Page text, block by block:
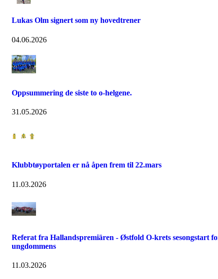
Lukas Olm signert som ny hovedtrener
04.06.2026
Oppsummering de siste to o-helgene.
31.05.2026
Klubbtøyportalen er nå åpen frem til 22.mars
11.03.2026
Referat fra Hallandspremiären - Østfold O-krets sesongstart
ungdommens
11.03.2026